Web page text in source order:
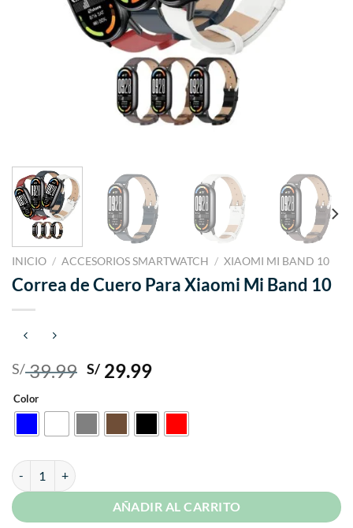
INICIO / ACCESORIOS SMARTWATCH / XIAOMI MI BAND 10
Correa de Cuero Para Xiaomi Mi Band 10
S/39.99 El
original
S/ 29.99El
actual
Color
Correa de Cuero Para Xiaomi Mi Band 10 cantidad
AÑADIR AL CARRITO